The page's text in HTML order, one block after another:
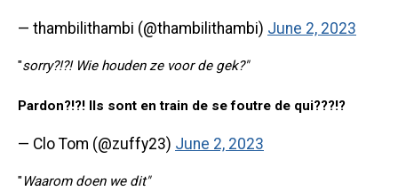
— thambilithambi (@thambilithambi) June 2, 2023
"sorry?!?! Wie houden ze voor de gek?"
Pardon?!?! Ils sont en train de se foutre de qui???!?
— Clo Tom (@zuffy23) June 2, 2023
" Waarom doen we dit"